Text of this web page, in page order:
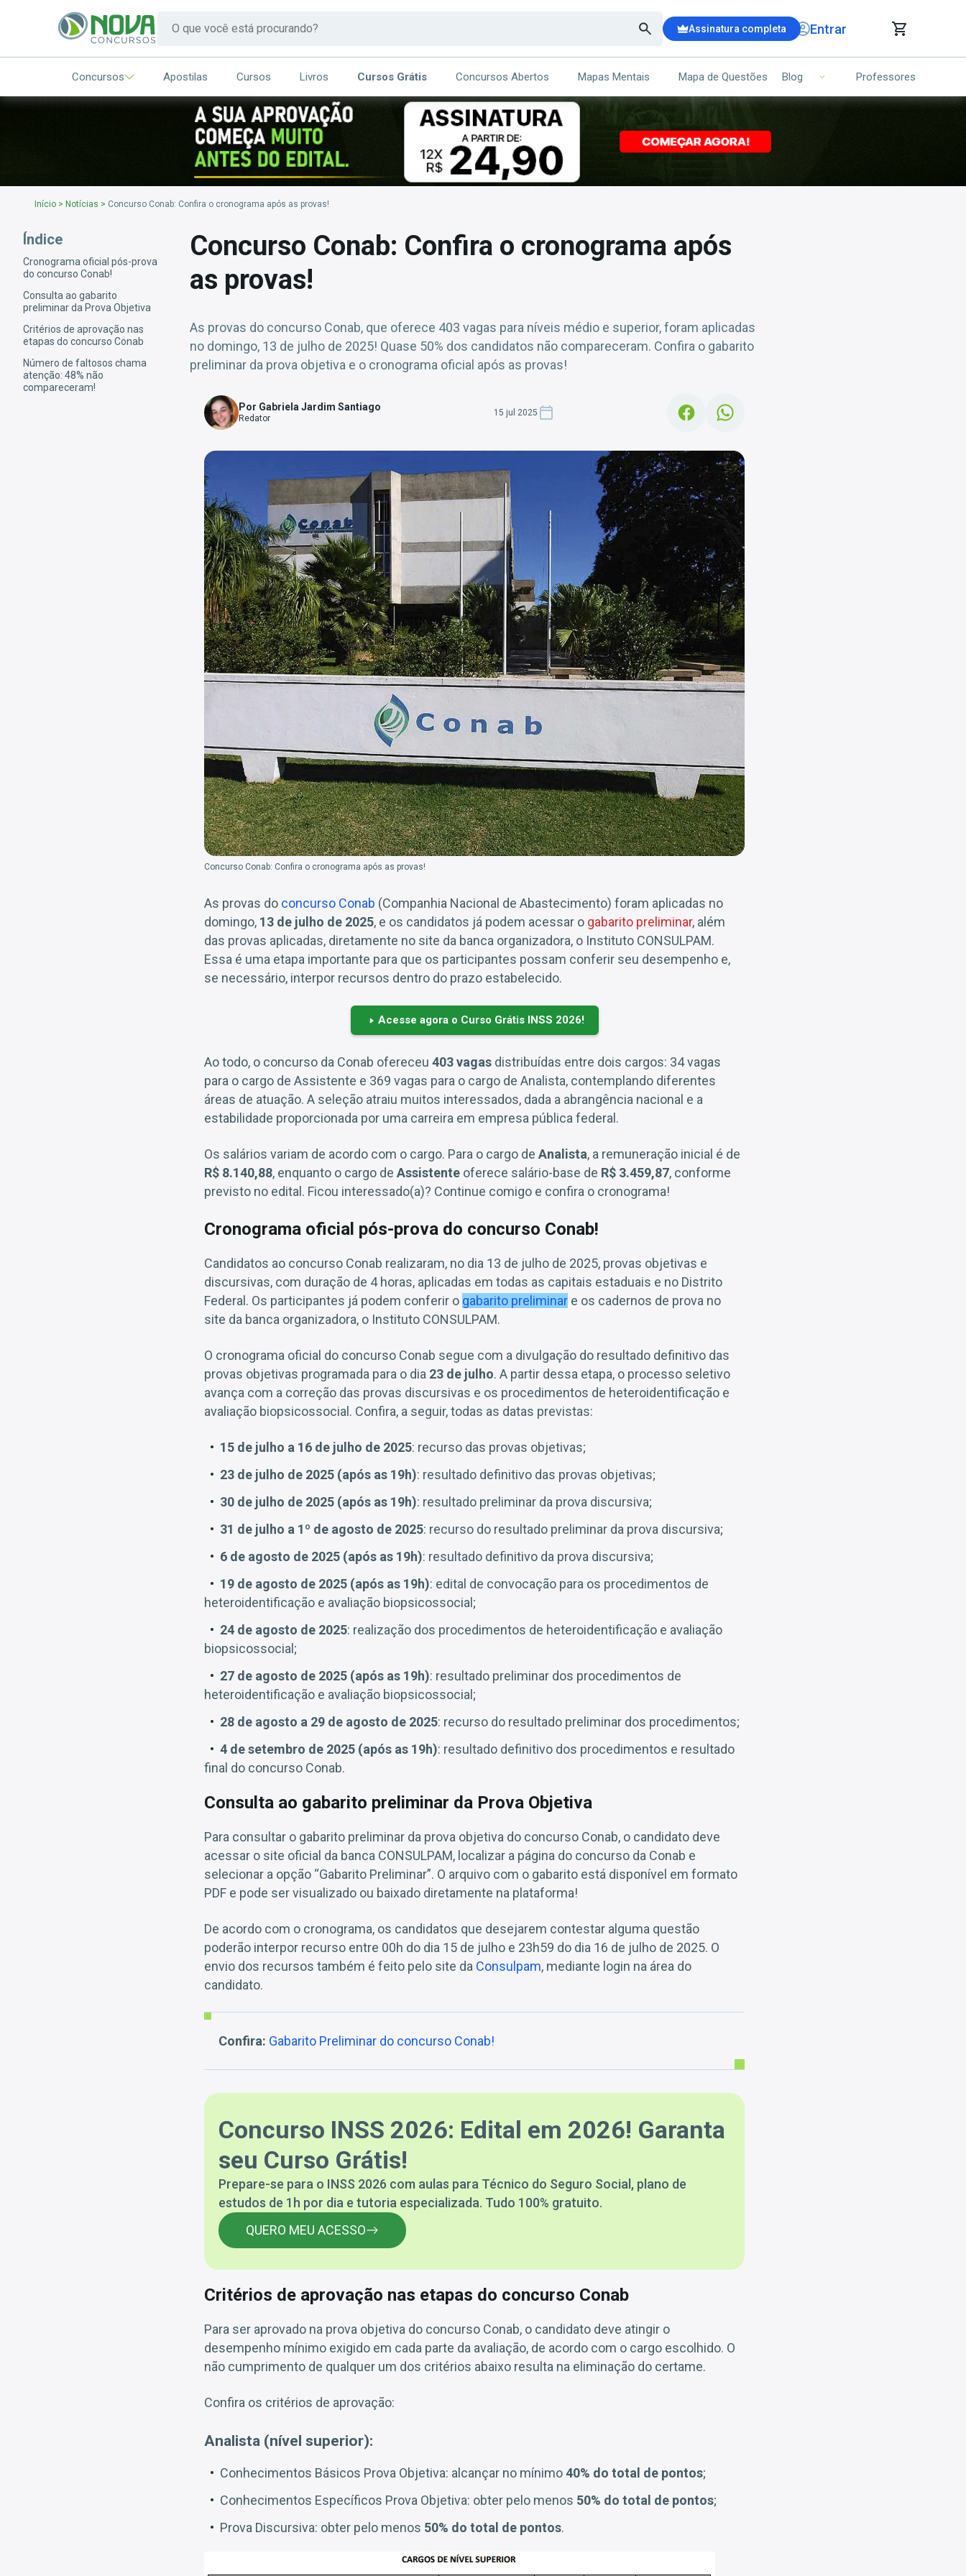
Assinatura completa Entrar
CARRINHO DE COMPRAS
ITENS (00)
Ops!
Seu carrinho ainda está vazio.
Concursos Apostilas Cursos Livros Cursos Grátis Concursos Abertos Mapas Mentais Mapa de Questões Blog Professores
Início > Notícias > Concurso Conab: Confira o cronograma após as provas!
Índice
Cronograma oficial pós-prova
do concurso Conab!
Consulta ao gabarito
preliminar da Prova Objetiva
Critérios de aprovação nas
etapas do concurso Conab
Número de faltosos chama
atenção: 48% não
compareceram!
Concurso Conab: Confira o cronograma após
as provas!
As provas do concurso Conab, que oferece 403 vagas para níveis médio e superior, foram aplicadas
no domingo, 13 de julho de 2025! Quase 50% dos candidatos não compareceram. Confira o gabarito
preliminar da prova objetiva e o cronograma oficial após as provas!
Por Gabriela Jardim Santiago
Redator
15 jul 2025
Concurso Conab: Confira o cronograma após as provas!
As provas do concurso Conab (Companhia Nacional de Abastecimento) foram aplicadas no
domingo, 13 de julho de 2025, e os candidatos já podem acessar o gabarito preliminar, além
das provas aplicadas, diretamente no site da banca organizadora, o Instituto CONSULPAM.
Essa é uma etapa importante para que os participantes possam conferir seu desempenho e,
se necessário, interpor recursos dentro do prazo estabelecido.
Acesse agora o Curso Grátis INSS 2026!
Ao todo, o concurso da Conab ofereceu 403 vagas distribuídas entre dois cargos: 34 vagas
para o cargo de Assistente e 369 vagas para o cargo de Analista, contemplando diferentes
áreas de atuação. A seleção atraiu muitos interessados, dada a abrangência nacional e a
estabilidade proporcionada por uma carreira em empresa pública federal.
Os salários variam de acordo com o cargo. Para o cargo de Analista, a remuneração inicial é de
R$ 8.140,88, enquanto o cargo de Assistente oferece salário-base de R$ 3.459,87, conforme
previsto no edital. Ficou interessado(a)? Continue comigo e confira o cronograma!
Cronograma oficial pós-prova do concurso Conab!
Candidatos ao concurso Conab realizaram, no dia 13 de julho de 2025, provas objetivas e
discursivas, com duração de 4 horas, aplicadas em todas as capitais estaduais e no Distrito
Federal. Os participantes já podem conferir o gabarito preliminar e os cadernos de prova no
site da banca organizadora, o Instituto CONSULPAM.
O cronograma oficial do concurso Conab segue com a divulgação do resultado definitivo das
provas objetivas programada para o dia 23 de julho. A partir dessa etapa, o processo seletivo
avança com a correção das provas discursivas e os procedimentos de heteroidentificação e
avaliação biopsicossocial. Confira, a seguir, todas as datas previstas:
15 de julho a 16 de julho de 2025: recurso das provas objetivas;
23 de julho de 2025 (após as 19h): resultado definitivo das provas objetivas;
30 de julho de 2025 (após as 19h): resultado preliminar da prova discursiva;
31 de julho a 1º de agosto de 2025: recurso do resultado preliminar da prova discursiva;
6 de agosto de 2025 (após as 19h): resultado definitivo da prova discursiva;
19 de agosto de 2025 (após as 19h): edital de convocação para os procedimentos de
heteroidentificação e avaliação biopsicossocial;
24 de agosto de 2025: realização dos procedimentos de heteroidentificação e avaliação
biopsicossocial;
27 de agosto de 2025 (após as 19h): resultado preliminar dos procedimentos de
heteroidentificação e avaliação biopsicossocial;
28 de agosto a 29 de agosto de 2025: recurso do resultado preliminar dos procedimentos;
4 de setembro de 2025 (após as 19h): resultado definitivo dos procedimentos e resultado
final do concurso Conab.
Consulta ao gabarito preliminar da Prova Objetiva
Para consultar o gabarito preliminar da prova objetiva do concurso Conab, o candidato deve
acessar o site oficial da banca CONSULPAM, localizar a página do concurso da Conab e
selecionar a opção “Gabarito Preliminar”. O arquivo com o gabarito está disponível em formato
PDF e pode ser visualizado ou baixado diretamente na plataforma!
De acordo com o cronograma, os candidatos que desejarem contestar alguma questão
poderão interpor recurso entre 00h do dia 15 de julho e 23h59 do dia 16 de julho de 2025. O
envio dos recursos também é feito pelo site da Consulpam, mediante login na área do
candidato.
Confira: Gabarito Preliminar do concurso Conab!
Concurso INSS 2026: Edital em 2026! Garanta
seu Curso Grátis!
Prepare-se para o INSS 2026 com aulas para Técnico do Seguro Social, plano de
estudos de 1h por dia e tutoria especializada. Tudo 100% gratuito.
QUERO MEU ACESSO
Critérios de aprovação nas etapas do concurso Conab
Para ser aprovado na prova objetiva do concurso Conab, o candidato deve atingir o
desempenho mínimo exigido em cada parte da avaliação, de acordo com o cargo escolhido. O
não cumprimento de qualquer um dos critérios abaixo resulta na eliminação do certame.
Confira os critérios de aprovação:
Analista (nível superior):
Conhecimentos Básicos Prova Objetiva: alcançar no mínimo40% do total de pontos;
Conhecimentos Específicos Prova Objetiva: obter pelo menos 50% do total de pontos;
Prova Discursiva: obter pelo menos 50% do total de pontos.